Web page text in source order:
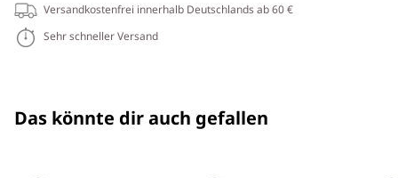
Versandkostenfrei innerhalb Deutschlands ab 60 €
Sehr schneller Versand
Das könnte dir auch gefallen